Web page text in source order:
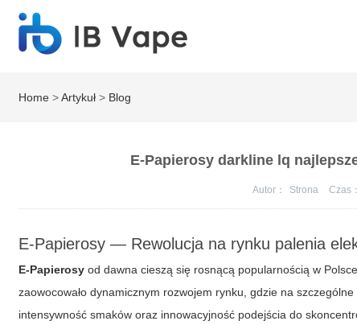
Home >Artykuł > Blog
E-Papierosy darkline lq
Autor： Strona Czas：
E-Papierosy — Rewolucja na rynku palenia
E-Papierosy od dawna cieszą się rosnącą popularnością w
zaowocowało dynamicznym rozwojem rynku, gdzie na
intensywność smaków oraz innowacyjność podejścia do